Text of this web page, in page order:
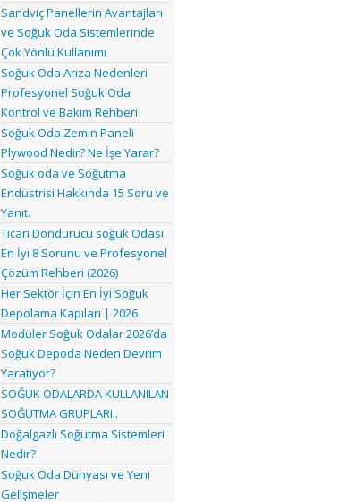
Sandviç Panellerin Avantajları
ve Soğuk Oda Sistemlerinde
Çok Yönlü Kullanımı
Soğuk Oda Arıza Nedenleri
Profesyonel Soğuk Oda
Kontrol ve Bakım Rehberi
Soğuk Oda Zemin Paneli
Plywood Nedir? Ne İşe Yarar?
Soğuk oda ve Soğutma
Endüstrisi Hakkında 15 Soru ve
Yanıt.
Ticari Dondurucu soğuk Odası
En İyi 8 Sorunu ve Profesyonel
Çözüm Rehberi (2026)
Her Sektör İçin En İyi Soğuk
Depolama Kapıları | 2026
Modüler Soğuk Odalar 2026’da
Soğuk Depoda Neden Devrim
Yaratıyor?
SOĞUK ODALARDA KULLANILAN
SOĞUTMA GRUPLARI..
Doğalgazlı Soğutma Sistemleri
Nedir?
Soğuk Oda Dünyası ve Yeni
Gelişmeler